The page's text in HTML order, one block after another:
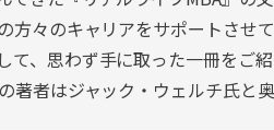
方々のキャリアをサポートさせ
て、思わず手に取った一冊をご
著者はジャック・ウェルチ氏と